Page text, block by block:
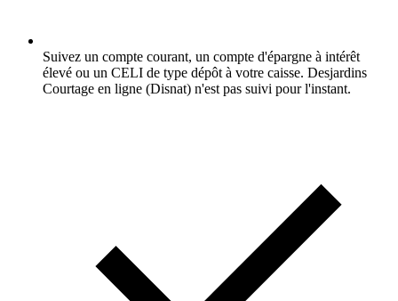
Suivez un compte courant, un compte d'épargne à intérêt
élevé ou un CELI de type dépôt à votre caisse. Desjardins
Courtage en ligne (Disnat) n'est pas suivi pour l'instant.